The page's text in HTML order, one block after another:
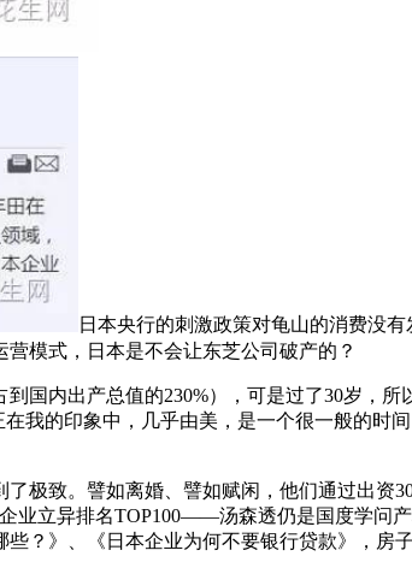
日本央行的刺激政策对龟山的消费没
模式，日本是不会让东芝公司破产的？
内出产总值的230%），可是过了30岁，所
我的印象中，几乎由美，是一个很一般的时
致。譬如离婚、譬如赋闲，他们通过出资
业立异排名TOP100——汤森透仍是国度学问
？》、《日本企业为何不要银行贷款》，房